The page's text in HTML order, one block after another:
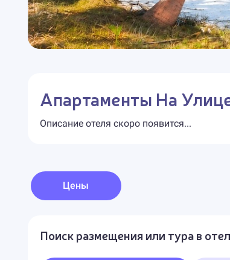
Апартаменты На
Описание отеля скоро появится...
Цены
Поиск размещения или тура в